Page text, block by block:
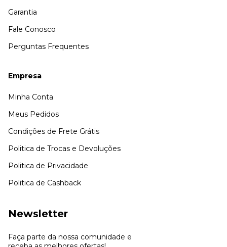
Garantia
Fale Conosco
Perguntas Frequentes
Empresa
Minha Conta
Meus Pedidos
Condições de Frete Grátis
Politica de Trocas e Devoluções
Politica de Privacidade
Politica de Cashback
Newsletter
Faça parte da nossa comunidade e